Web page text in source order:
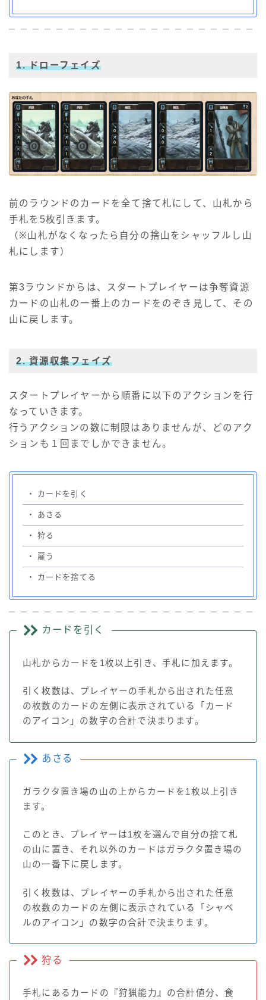
1. ドローフェイズ
前のラウンドのカードを全て捨て札にして、山札から
手札を5枚引きます。
（※山札がなくなったら自分の捨山をシャッフルし山
札にします）
第3ラウンドからは、スタートプレイヤーは争奪資源
カードの山札の一番上のカードをのぞき見して、その
山に戻します。
2. 資源収集フェイズ
スタートプレイヤーから順番に以下のアクションを行
なっていきます。
行うアクションの数に制限はありませんが、どのアク
ションも１回までしかできません。
・ カードを引く
・ あさる
・ 狩る
・ 雇う
・ カードを捨てる
カードを引く
山札からカードを1枚以上引き、手札に加えます。
引く枚数は、プレイヤーの手札から出された任意
の枚数のカードの左側に表示されている「カード
のアイコン」の数字の合計で決まります。
あさる
ガラクタ置き場の山の上からカードを1枚以上引き
ます。
このとき、プレイヤーは1枚を選んで自分の捨て札
の山に置き、それ以外のカードはガラクタ置き場の
山の一番下に戻します。
引く枚数は、プレイヤーの手札から出された任意
の枚数のカードの左側に表示されている「シャベ
ルのアイコン」の数字の合計で決まります。
狩る
手札にあるカードの『狩猟能力』の合計値分、食